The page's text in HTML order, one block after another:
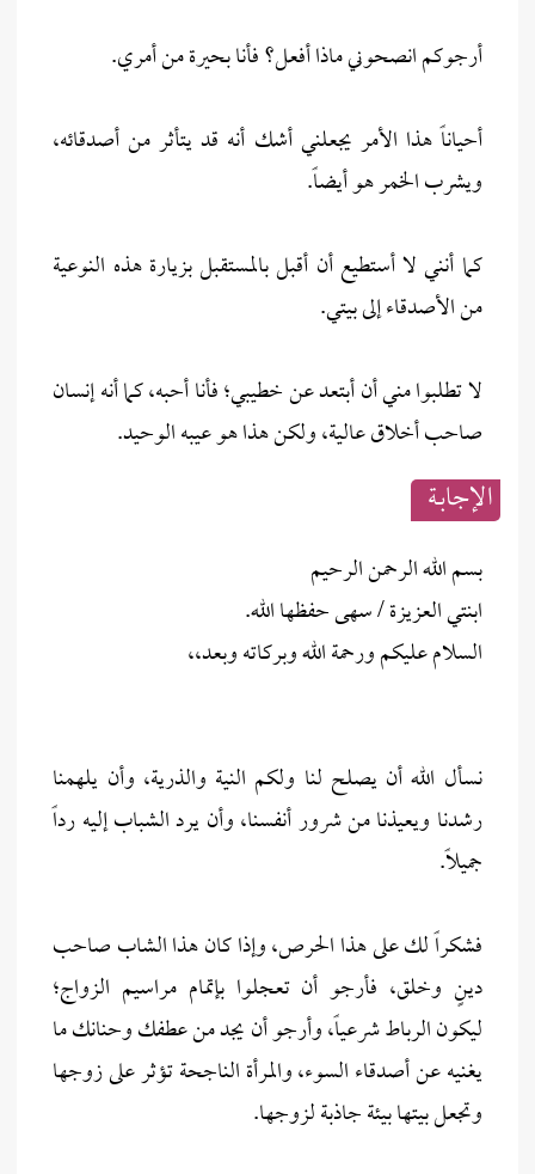
أرجوكم انصحوني ماذا أفعل؟ فأنا بحيرة من أمري.
أحياناً هذا الأمر يجعلني أشك أنه قد يتأثر من أصدقائه،
ويشرب الخمر هو أيضاً.
كما أنني لا أستطيع أن أقبل بالمستقبل بزيارة هذه النوعية
من الأصدقاء إلى بيتي.
لا تطلبوا مني أن أبتعد عن خطيبي؛ فأنا أحبه، كما أنه إنسان
صاحب أخلاق عالية، ولكن هذا هو عيبه الوحيد.
الإجابــة
بسم الله الرحمن الرحيم
ابنتي العزيزة / سهى حفظها الله.
السلام عليكم ورحمة الله وبركاته وبعد،،
نسأل الله أن يصلح لنا ولكم النية والذرية، وأن يلهمنا
رشدنا ويعيذنا من شرور أنفسنا، وأن يرد الشباب إليه رداً
جميلاً.
فشكراً لك على هذا الحرص، وإذا كان هذا الشاب صاحب
دينٍ وخلق، فأرجو أن تعجلوا بإتمام مراسيم الزواج؛
ليكون الرباط شرعياً، وأرجو أن يجد من عطفك وحنانك ما
يغنيه عن أصدقاء السوء، والمرأة الناجحة تؤثر على زوجها
وتجعل بيتها بيئة جاذبة لزوجها.